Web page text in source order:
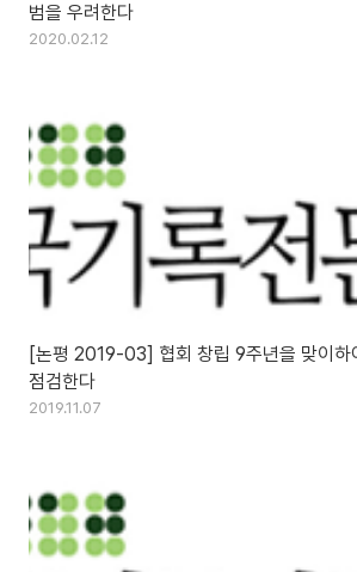
범을 우려한다
2020.02.12
[논평 2019-03] 협회 창립 9주년을 맞이하
점검한다
2019.11.07